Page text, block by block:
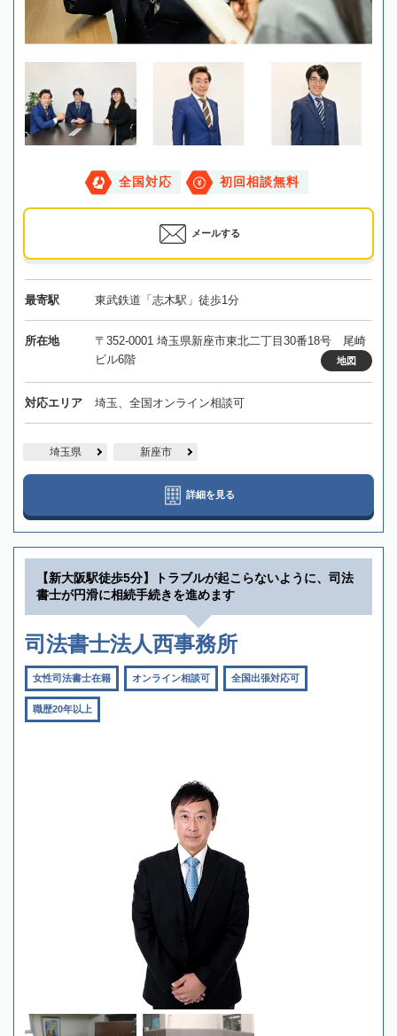
全国対応 初回相談無料
メールする
最寄駅 東武鉄道「志木駅」徒歩1分
所在地
〒352-0001 埼玉県新座市東北二丁目30番18号 尾崎
ビル6階
地図
対応エリア 埼玉、全国オンライン相談可
埼玉県 新座市
詳細を見る
【新大阪駅徒歩5分】トラブルが起こらないように、司法
書士が円滑に相続手続きを進めます
司法書士法人西事務所
女性司法書士在籍 オンライン相談可 全国出張対応可
職歴20年以上